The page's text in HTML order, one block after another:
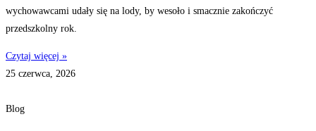
wychowawcami udały się na lody, by wesoło i smacznie zakończyć
przedszkolny rok.
Czytaj więcej »
25 czerwca, 2026
Blog